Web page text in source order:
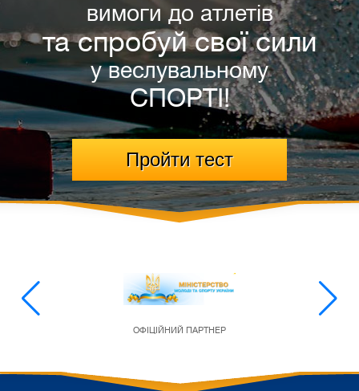
вимоги до атлетів
та спробуй свої сили
у веслувальному
СПОРТІ!
Пройти тест
ОФІЦІЙНИЙ ПАРТНЕР